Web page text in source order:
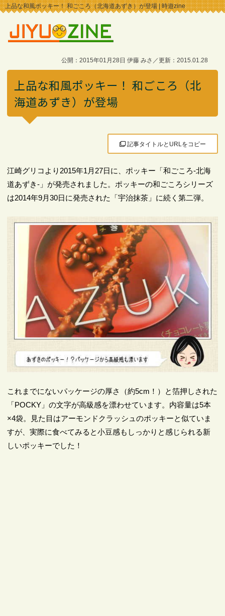
上品な和風ポッキー！ 和ごころ（北海道あずき）が登場 | 時遊zine
公開：2015年01月28日 伊藤 みさ／更新：2015.01.28
上品な和風ポッキー！ 和ごころ（北
海道あずき）が登場
記事タイトルとURLをコピー
江崎グリコより2015年1月27日に、ポッキー「和ごころ-北海
道あずき-」が発売されました。ポッキーの和ごころシリーズ
は2014年9月30日に発売された「宇治抹茶」に続く第二弾。
これまでにないパッケージの厚さ（約5cm！）と箔押しされた
「POCKY」の文字が高級感を漂わせています。内容量は5本
×4袋。見た目はアーモンドクラッシュのポッキーと似ていま
すが、実際に食べてみると小豆感もしっかりと感じられる新
しいポッキーでした！